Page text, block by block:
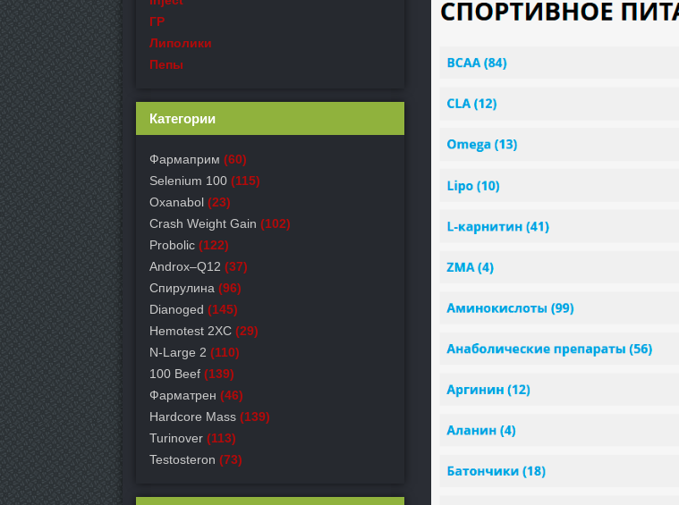
ГР
Липолики
Пепы
Категории
Фармаприм (60)
Selenium 100 (115)
Oxanabol (23)
Crash Weight Gain (102)
Probolic (122)
Androx–Q12 (37)
Спирулина (96)
Dianoged (145)
Hemotest 2XC (29)
N-Large 2 (110)
100 Beef (139)
Фарматрен (46)
Hardcore Mass (139)
Turinover (113)
Testosteron (73)